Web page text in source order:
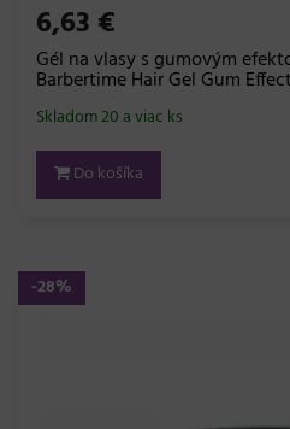
6,63 €
Gél na vlasy s gumovým
Barbertime Hair Gel Gum
Skladom 20 a viac ks
Do košíka
-28%